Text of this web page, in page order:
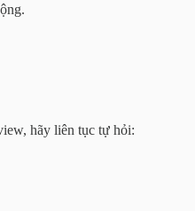
hãy liên tục tự hỏi: